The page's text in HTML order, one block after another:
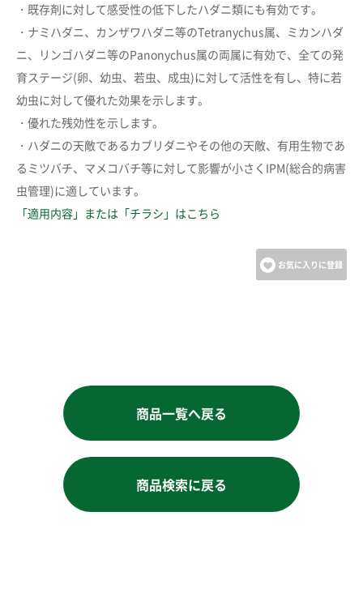
お買い物を続ける
カートへ進む
・既存剤に対して感受性の低下したハダニ類にも有効です。
・ナミハダニ、カンザワハダニ等のTetranychus属、ミカンハダ
ニ、リンゴハダニ等のPanonychus属の両属に有効で、全ての発
育ステージ(卵、幼虫、若虫、成虫)に対して活性を有し、特に若
幼虫に対して優れた効果を示します。
・優れた残効性を示します。
・ハダニの天敵であるカブリダニやその他の天敵、有用生物であ
るミツバチ、マメコバチ等に対して影響が小さくIPM(総合的病害
虫管理)に適しています。
「適用内容」または「チラシ」はこちら
お気に入りに登録
商品一覧へ戻る
商品検索に戻る